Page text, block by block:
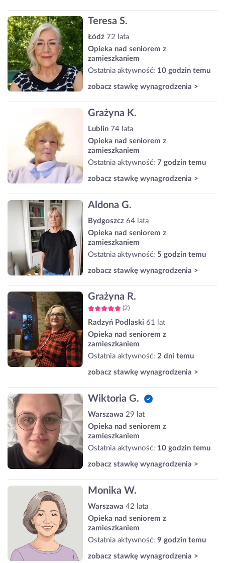
Teresa S.
Łódź 72 lata
Opieka nad seniorem z
zamieszkaniem
Ostatnia aktywność: 10 godzin temu
zobacz stawkę wynagrodzenia >
Grażyna K.
Lublin 74 lata
Opieka nad seniorem z
zamieszkaniem
Ostatnia aktywność: 7 godzin temu
zobacz stawkę wynagrodzenia >
Aldona G.
Bydgoszcz 64 lata
Opieka nad seniorem z
zamieszkaniem
Ostatnia aktywność: 5 godzin temu
zobacz stawkę wynagrodzenia >
Grażyna R.
(2)
Radzyń Podlaski 61 lat
Opieka nad seniorem z
zamieszkaniem
Ostatnia aktywność: 2 dni temu
zobacz stawkę wynagrodzenia >
Wiktoria G.
Warszawa 29 lat
Opieka nad seniorem z
zamieszkaniem
Ostatnia aktywność: 10 godzin temu
zobacz stawkę wynagrodzenia >
Monika W.
Warszawa 42 lata
Opieka nad seniorem z
zamieszkaniem
Ostatnia aktywność: 9 godzin temu
zobacz stawkę wynagrodzenia >